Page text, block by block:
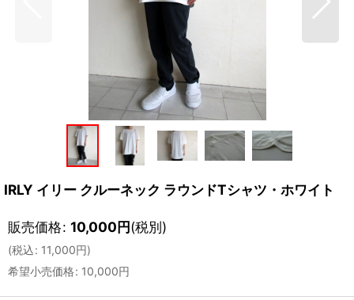
IRLY イリー クルーネック ラウンドTシャツ・ホワイト
販売価格: 10,000円(税別)
(税込: 11,000円)
希望小売価格: 10,000円